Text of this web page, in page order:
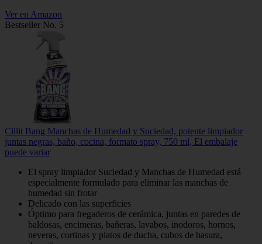
Ver en Amazon
Bestseller No. 5
Cillit Bang Manchas de Humedad y Suciedad, potente limpiador
juntas negras, baño, cocina, formato spray, 750 ml, El embalaje
puede variar
El spray limpiador Suciedad y Manchas de Humedad está
especialmente formulado para eliminar las manchas de
humedad sin frotar
Delicado con las superficies
Óptimo para fregaderos de cerámica, juntas en paredes de
baldosas, encimeras, bañeras, lavabos, inodoros, hornos,
neveras, cortinas y platos de ducha, cubos de basura,